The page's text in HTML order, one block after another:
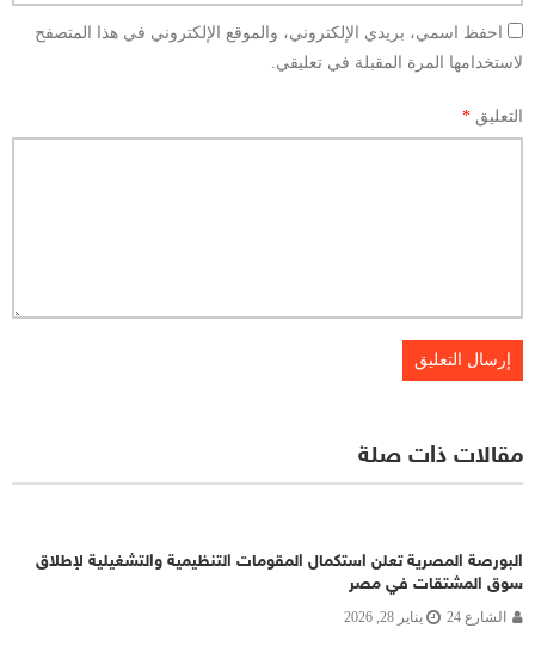
احفظ اسمي، بريدي الإلكتروني، والموقع الإلكتروني في هذا المتصفح
لاستخدامها المرة المقبلة في تعليقي.
التعليق *
مقالات ذات صلة
البورصة المصرية تعلن استكمال المقومات التنظيمية والتشغيلية لإطلاق
سوق المشتقات في مصر
الشارع 24 يناير 28, 2026